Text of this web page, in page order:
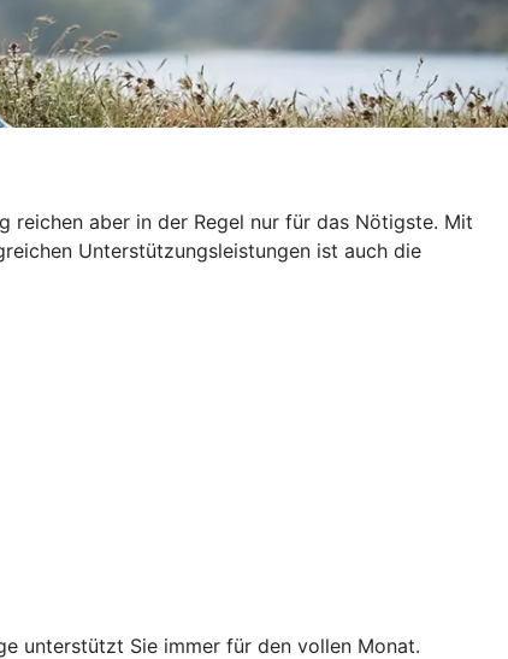
reichen aber in der Regel nur für das Nötigste. Mit
Unterstützungsleistungen ist auch die
unterstützt Sie immer für den vollen Monat.